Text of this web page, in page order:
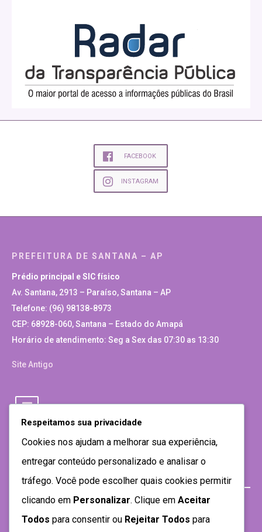
FACEBOOK
INSTAGRAM
PREFEITURA DE SANTANA – AP
Prédio principal e SIC físico
Av. Santana, 2913 – Paraíso, Santana – AP
Telefone: (96) 98138-8973
CEP: 68928-060, Santana – Estado do Amapá
Horário de atendimento: Seg a Sex das 07:30 as 13:30
Site Antigo
Respeitamos sua privacidade
Cookies nos ajudam a melhorar sua experiência,
entregar conteúdo personalizado e analisar o
tráfego. Você pode escolher quais cookies permitir
clicando em Personalizar. Clique em Aceitar
Todos para consentir ou Rejeitar Todos para